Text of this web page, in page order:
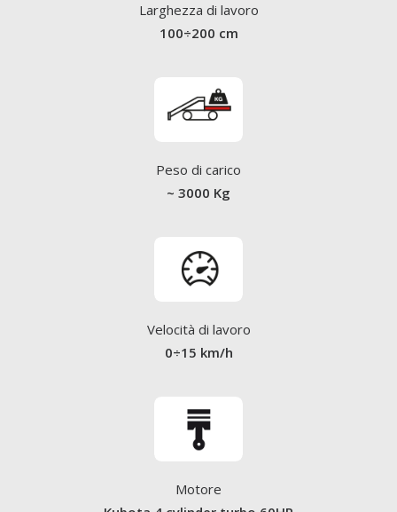
Larghezza di lavoro
100÷200 cm
Peso di carico
~ 3000 Kg
Velocità di lavoro
0÷15 km/h
Motore